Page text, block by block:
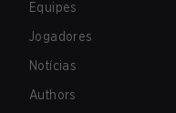
Equipes
Jogadores
Notícias
Authors